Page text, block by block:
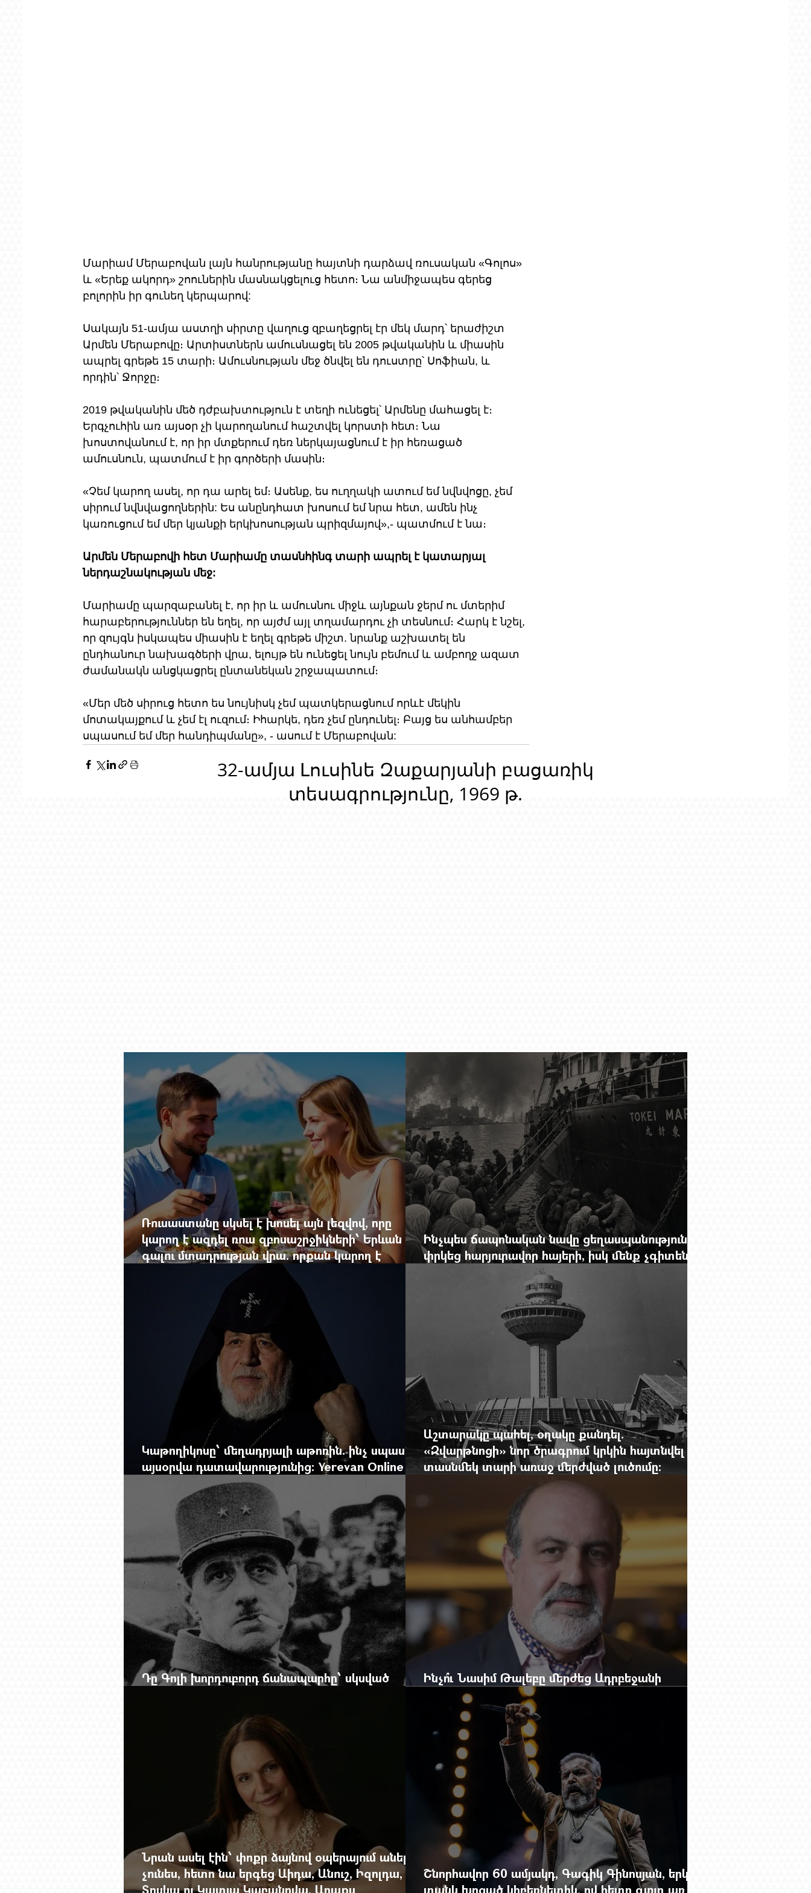
Մարիամ Մերաբովան լայն հանրությանը հայտնի դարձավ ռուսական «Գոլոս»
և «Երեք ակորդ» շոուներին մասնակցելուց հետո։ Նա անմիջապես գերեց
բոլորին իր գունեղ կերպարով:
Սակայն 51-ամյա աստղի սիրտը վաղուց զբաղեցրել էր մեկ մարդ՝ երաժիշտ
Արմեն Մերաբովը։ Արտիստներն ամուսնացել են 2005 թվականին և միասին
ապրել գրեթե 15 տարի։ Ամուսնության մեջ ծնվել են դուստրը՝ Սոֆիան, և
որդին՝ Ջորջը։
2019 թվականին մեծ դժբախտություն է տեղի ունեցել՝ Արմենը մահացել է։
Երգչուհին առ այսօր չի կարողանում հաշտվել կորստի հետ։ Նա
խոստովանում է, որ իր մտքերում դեռ ներկայացնում է իր հեռացած
ամուսնուն, պատմում է իր գործերի մասին։
«Չեմ կարող ասել, որ դա արել եմ։ Ասենք, ես ուղղակի ատում եմ նվնվոցը, չեմ
սիրում նվնվացողներին: Ես անընդհատ խոսում եմ նրա հետ, ամեն ինչ
կառուցում եմ մեր կյանքի երկխոսության պրիզմայով»,- պատմում է նա։
Արմեն Մերաբովի հետ Մարիամը տասնհինգ տարի ապրել է կատարյալ
ներդաշնակության մեջ:
Մարիամը պարզաբանել է, որ իր և ամուսնու միջև այնքան ջերմ ու մտերիմ
հարաբերություններ են եղել, որ այժմ այլ տղամարդու չի տեսնում։ Հարկ է նշել,
որ զույգն իսկապես միասին է եղել գրեթե միշտ. նրանք աշխատել են
ընդհանուր նախագծերի վրա, ելույթ են ունեցել նույն բեմում և ամբողջ ազատ
ժամանակն անցկացրել ընտանեկան շրջապատում։
«Մեր մեծ սիրուց հետո ես նույնիսկ չեմ պատկերացնում որևէ մեկին
մոտակայքում և չեմ էլ ուզում։ Իհարկե, դեռ չեմ ընդունել։ Բայց ես անհամբեր
սպասում եմ մեր հանդիպմանը», - ասում է Մերաբովան:
32-ամյա Լուսինե Զաքարյանի բացառիկ
տեսագրությունը, 1969 թ.
Ռուսաստանը սկսել է խոսել այն լեզվով, որը
կարող է ազդել ռուս զբոսաշրջիկների՝ Երևան
գալու մտադրության վրա. որքան կարող է
խորանալ հայ-ռուսական ճգնաժամը
Ինչպես ճապոնական նավը ցեղասպանությունից
փրկեց հարյուրավոր հայերի, իսկ մենք չգիտենք
հերոս նավապետի անունը՝ Սաձո Հիբիի
Կաթողիկոսը՝ մեղադրյալի աթոռին. ինչ սպասել
այսօրվա դատավարությունից: Yerevan Online
Mag.-ի մեծ ռեպորտաժը
Աշտարակը պահել, օղակը քանդել.
«Զվարթնոցի» նոր ծրագրում կրկին հայտնվել է
տասնմեկ տարի առաջ մերժված լուծումը:
Yerevan Online Mag.-ի մեծ ռեպորտաժը
Դը Գոլի խորդուբորդ ճանապարհը՝ սկսված
Ինչո՞ւ Նասիմ Թալեբը մերժեց Ադրբեջանի
հրավերքը և պաշտպանեց Ռուբեն Վարդանյանին
Նրան ասել էին՝ փոքր ձայնով օպերայում անելիք
չունես, հետո նա երգեց Աիդա, Անուշ, Իզոլդա,
Տոսկա ու Կատյա Կաբանովա. Արաքս
Շնորհավոր 60 ամյակդ, Գագիկ Գինոսյան, երկու
տանկ խոցած կիբեռնետիկ, ով հետո գյուղ առ